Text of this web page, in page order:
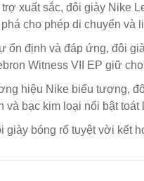
xuất sắc, đôi giày Nike
cho phép di chuyển
ổn định và đáp ứng, đôi
Witness VII EP giữ
hiệu Nike biểu tượng,
và bạc kim loại nổi bật
bóng rổ tuyệt vời kết